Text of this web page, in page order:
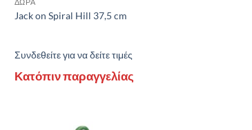
ΔΩΡΑ
Jack on Spiral Hill 37,5 cm
Συνδεθείτε για να δείτε τιμές
Κατόπιν παραγγελίας